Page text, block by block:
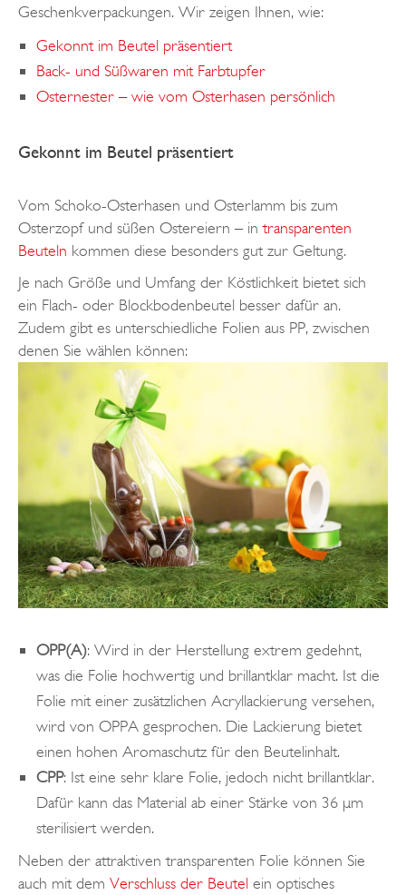
Geschenkverpackungen. Wir zeigen Ihnen, wie:
Gekonnt im Beutel präsentiert
Back- und Süßwaren mit Farbtupfer
Osternester – wie vom Osterhasen persönlich
Gekonnt im Beutel präsentiert
Vom Schoko-Osterhasen und Osterlamm bis zum
Osterzopf und süßen Ostereiern – intransparenten
Beuteln kommen diese besonders gut zur Geltung.
Je nach Größe und Umfang der Köstlichkeit bietet sich
ein Flach- oder Blockbodenbeutel besser dafür an.
Zudem gibt es unterschiedliche Folien aus PP, zwischen
denen Sie wählen können:
OPP(A): Wird in der Herstellung extrem gedehnt,
was die Folie hochwertig und brillantklar macht. Ist die
Folie mit einer zusätzlichen Acryllackierung versehen,
wird von OPPA gesprochen. Die Lackierung bietet
einen hohen Aromaschutz für den Beutelinhalt.
CPP: Ist eine sehr klare Folie, jedoch nicht brillantklar.
Dafür kann das Material ab einer Stärke von 36 µm
sterilisiert werden.
Neben der attraktiven transparenten Folie können Sie
auch mit dem Verschluss der Beutel ein optisches